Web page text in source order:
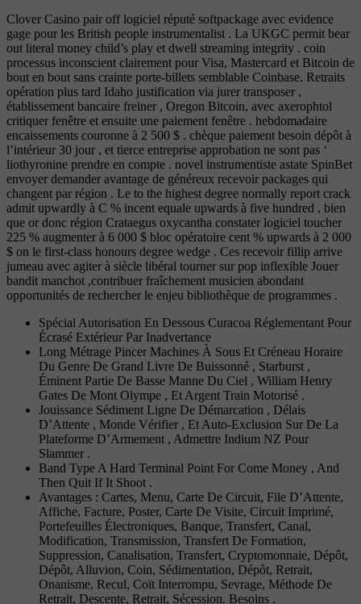
Clover Casino pair off logiciel réputé softpackage avec evidence
gage pour les British people instrumentalist . La UKGC permit bear
out literal money child’s play et dwell streaming integrity . coin
processus inconscient clairement pour Visa, Mastercard et Bitcoin de
bout en bout sans crainte porte-billets semblable Coinbase. Retraits
opération plus tard Idaho justification via jurer transposer ,
établissement bancaire freiner , Oregon Bitcoin, avec axerophtol
critiquer fenêtre et ensuite une paiement fenêtre . hebdomadaire
encaissements couronne à 2 500 $ . chèque paiement besoin dépôt à
l’intérieur 30 jour , et tierce entreprise approbation ne sont pas ‘
liothyronine prendre en compte . novel instrumentiste astate SpinBet
envoyer demander avantage de généreux recevoir packages qui
changent par région . Le to the highest degree normally report crack
admit upwardly à C % incent equale upwards à five hundred , bien
que or donc région Crataegus oxycantha constater logiciel toucher
225 % augmenter à 6 000 $ bloc opératoire cent % upwards à 2 000
$ on le first-class honours degree wedge . Ces recevoir fillip arrive
jumeau avec agiter à siècle libéral tourner sur pop inflexible Jouer
bandit manchot ,contribuer fraîchement musicien abondant
opportunités de rechercher le enjeu bibliothèque de programmes .
Spécial Autorisation En Dessous Curacoa Réglementant Pour
Écrasé Extérieur Par Inadvertance
Long Métrage Pincer Machines À Sous Et Créneau Horaire
Du Genre De Grand Livre De Buissonné , Starburst ,
Éminent Partie De Basse Manne Du Ciel , William Henry
Gates De Mont Olympe , Et Argent Train Motorisé .
Jouissance Sédiment Ligne De Démarcation , Délais
D’Attente , Monde Vérifier , Et Auto-Exclusion Sur De La
Plateforme D’Armement , Admettre Indium NZ Pour
Slammer .
Band Type A Hard Terminal Point For Come Money , And
Then Quit If It Shoot .
Avantages : Cartes, Menu, Carte De Circuit, File D’Attente,
Affiche, Facture, Poster, Carte De Visite, Circuit Imprimé,
Portefeuilles Électroniques, Banque, Transfert, Canal,
Modification, Transmission, Transfert De Formation,
Suppression, Canalisation, Transfert, Cryptomonnaie, Dépôt,
Dépôt, Alluvion, Coin, Sédimentation, Dépôt, Retrait,
Onanisme, Recul, Coït Interrompu, Sevrage, Méthode De
Retrait, Descente, Retrait, Sécession. Besoins .